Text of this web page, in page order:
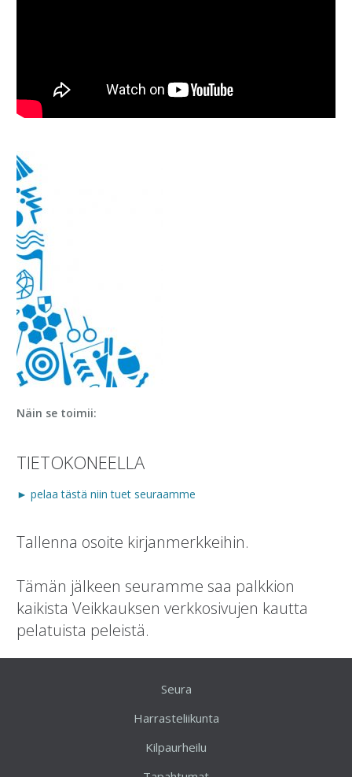
Näin se toimii:
TIETOKONEELLA
► pelaa tästä niin tuet seuraamme
Tallenna osoite kirjanmerkkeihin.
Tämän jälkeen seuramme saa palkkion
kaikista Veikkauksen verkkosivujen kautta
pelatuista peleistä.
Seura
Harrasteliikunta
Kilpaurheilu